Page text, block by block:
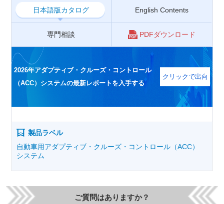
日本語版カタログ English Contents
専門相談 PDFダウンロード
2026年アダプティブ・クルーズ・コントロール
（ACC）システムの最新レポートを入手する
クリックで出向
く
製品ラベル
自動車用アダプティブ・クルーズ・コントロール（ACC）
システム
ご質問はありますか？